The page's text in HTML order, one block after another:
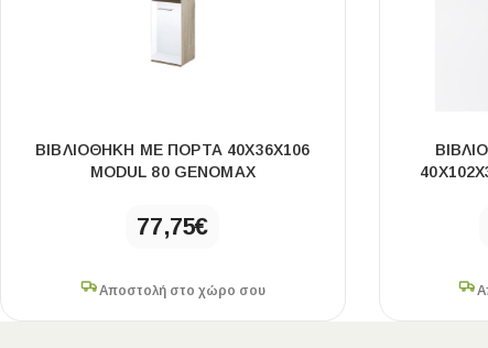
ΒΙΒΛΙΟΘΉΚΗ ΜΕ ΠΌΡΤΑ 40X36X106
MODUL 80 GENOMAX
77,75€
Αποστολή στο χώρο σου